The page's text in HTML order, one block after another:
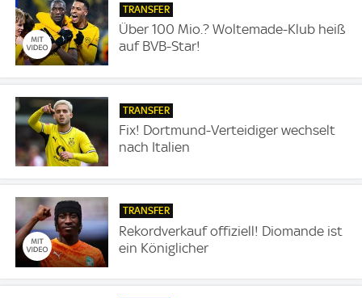
TRANSFER
Über 100 Mio.? Woltemade-Klub heiß
auf BVB-Star!
TRANSFER
Fix! Dortmund-Verteidiger wechselt
nach Italien
TRANSFER
Rekordverkauf offiziell! Diomande ist
ein Königlicher